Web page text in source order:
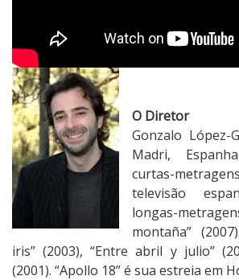
O Diretor
Gonzalo López-
Madri,
curtas-
televisão
longas-
montaña”
iris” (2003), “Entre abril y julio”
(2001). “Apollo 18” é sua estreia em